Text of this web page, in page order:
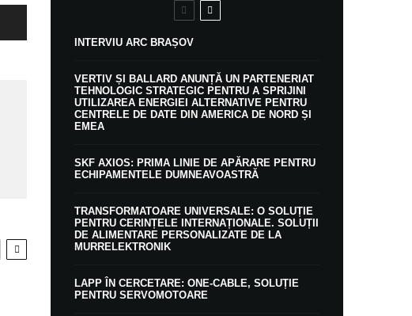
INTERVIU ARC BRAȘOV
VERTIV ȘI BALLARD ANUNȚĂ UN PARTENERIAT
TEHNOLOGIC STRATEGIC PENTRU A SPRIJINI
UTILIZAREA ENERGIEI ALTERNATIVE PENTRU
CENTRELE DE DATE DIN AMERICA DE NORD ȘI
EMEA
SKF AXIOS: PRIMA LINIE DE APĂRARE PENTRU
ECHIPAMENTELE DUMNEAVOASTRĂ
TRANSFORMATOARE UNIVERSALE: O SOLUȚIE
PENTRU CERINȚELE INTERNAȚIONALE. SOLUȚII
DE ALIMENTARE PERSONALIZATE DE LA
MURRELEKTRONIK
LAPP ÎN CERCETARE: ONE-CABLE, SOLUȚIE
PENTRU SERVOMOTOARE